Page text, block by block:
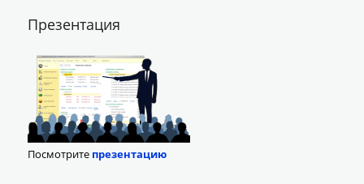
Презентация
Посмотрите презентацию